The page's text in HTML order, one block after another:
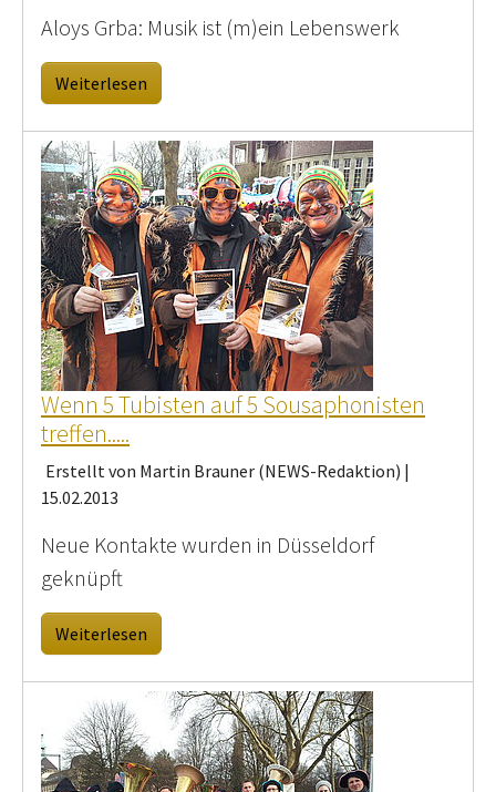
Aloys Grba: Musik ist (m)ein Lebenswerk
Weiterlesen
Wenn 5 Tubisten auf 5 Sousaphonisten
treffen.....
Erstellt von Martin Brauner (NEWS-Redaktion) |
15.02.2013
Neue Kontakte wurden in Düsseldorf
geknüpft
Weiterlesen